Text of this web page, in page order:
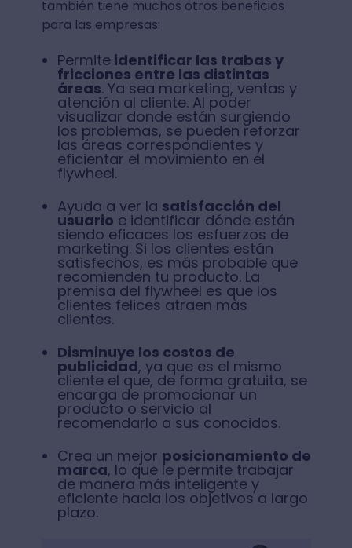
también tiene muchos otros beneficios
para las empresas:
Permiteidentificar las trabas y
fricciones entre las distintas
áreas. Ya sea marketing, ventas y
atención al cliente. Al poder
visualizar donde están surgiendo
los problemas, se pueden reforzar
las áreas correspondientes y
eficientar el movimiento en el
flywheel.
Ayuda a ver la satisfacción del
usuario e identificar dónde están
siendo eficaces los esfuerzos de
marketing. Si los clientes están
satisfechos, es más probable que
recomienden tu producto. La
premisa del flywheel es que los
clientes felices atraen más
clientes.
Disminuye los costos de
publicidad, ya que es el mismo
cliente el que, de forma gratuita, se
encarga de promocionar un
producto o servicio al
recomendarlo a sus conocidos.
Crea un mejor posicionamiento de
marca, lo que le permite trabajar
de manera más inteligente y
eficiente hacia los objetivos a largo
plazo.